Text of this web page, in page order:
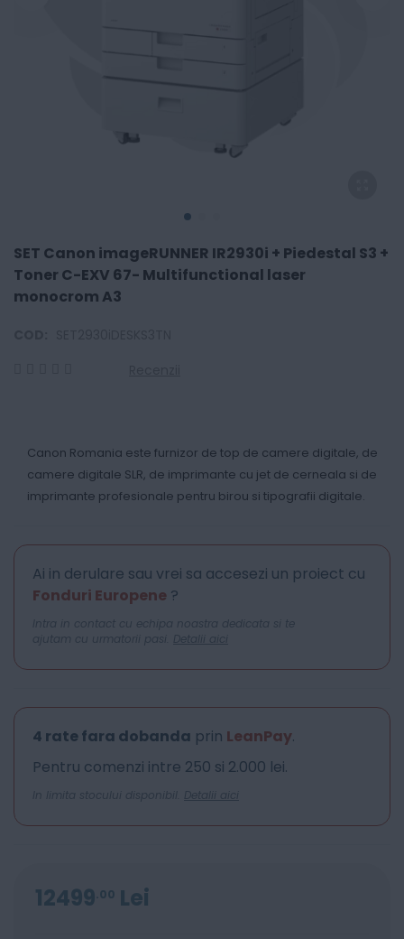
SET Canon imageRUNNER IR2930i + Piedestal S3 +
Toner C-EXV 67- Multifunctional laser
monocrom A3
Canon Romania este furnizor de top de camere digitale, de
camere digitale SLR, de imprimante cu jet de cerneala si de
imprimante profesionale pentru birou si tipografii digitale.
Ai in derulare sau vrei sa accesezi un proiect cu
Fonduri Europene ?
Intra in contact cu echipa noastra dedicata si te
ajutam cu urmatorii pasi. Detalii aici
4 rate fara dobanda prin LeanPay.
Pentru comenzi intre 250 si 2.000 lei.
In limita stocului disponibil. Detalii aici
12499 00 Lei